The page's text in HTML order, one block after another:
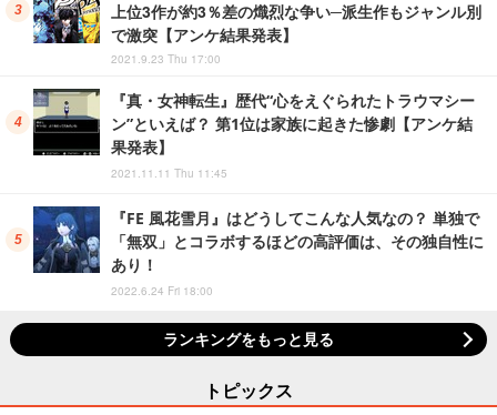
上位3作が約3％差の熾烈な争い─派生作もジャンル別
で激突【アンケ結果発表】
2021.9.23 Thu 17:00
『真・女神転生』歴代“心をえぐられたトラウマシー
ン”といえば？ 第1位は家族に起きた惨劇【アンケ結
果発表】
2021.11.11 Thu 11:45
『FE 風花雪月』はどうしてこんな人気なの？ 単独で
「無双」とコラボするほどの高評価は、その独自性に
あり！
2022.6.24 Fri 18:00
ランキングをもっと見る
トピックス